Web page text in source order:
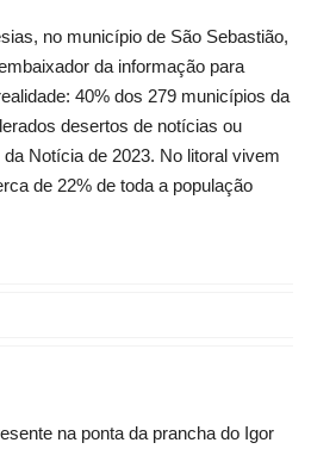
no município de São Sebastião,
da informação para
40% dos 279 municípios da
desertos de notícias ou
Notícia de 2023. No litoral vivem
de 22% de toda a população
na ponta da prancha do Igor